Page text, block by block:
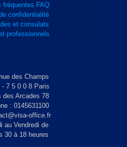
fréquentes FAQ
confidentialité
et consulats
professionnels
des Champs
- 7 5 0 0 8 Paris
des Arcades 78
: 0145631100
office.fr
au Vendredi de
30 à 18 heures